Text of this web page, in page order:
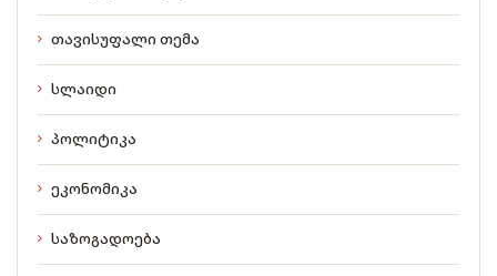
თავისუფალი თემა
სლაიდი
პოლიტიკა
ეკონომიკა
საზოგადოება